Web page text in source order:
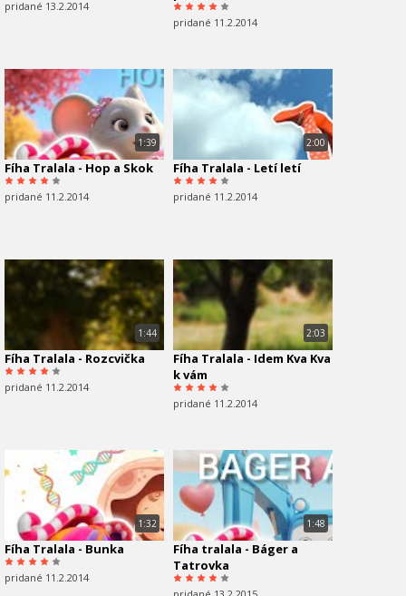
pridané 13.2.2014
pridané 11.2.2014
1:39
Fíha Tralala - Hop a Skok
pridané 11.2.2014
2:00
Fíha Tralala - Letí letí
pridané 11.2.2014
1:44
Fíha Tralala - Rozcvička
pridané 11.2.2014
2:03
Fíha Tralala - Idem Kva Kva
k vám
pridané 11.2.2014
1:32
Fíha Tralala - Bunka
pridané 11.2.2014
1:48
Fíha tralala - Báger a
Tatrovka
pridané 13.2.2015